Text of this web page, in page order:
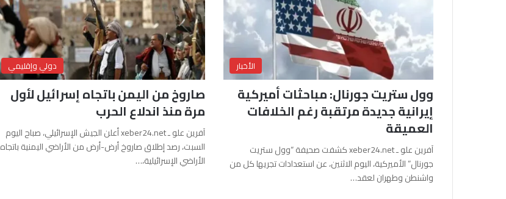
الأخبار
وول ستريت جورنال: مباحثات أميركية
إيرانية جديدة مرتقبة رغم الخلافات
العميقة
آفرين علو ـ xeber24.net كشفت صحيفة “وول ستريت
جورنال” الأميركية، اليوم الاثنين، عن استعدادات تجريها كل من
واشنطن وطهران لعقد…
دولي وإقليمي
صاروخ من اليمن باتجاه إسرائيل لأول
مرة منذ اندلاع الحرب
آفرين علو ـ xeber24.net أعلن الجيش الإسرائيلي، صباح اليوم
السبت، رصد إطلاق صاروخ أرض-أرض من الأراضي اليمنية باتجاه
الأراضي الإسرائيلية،…